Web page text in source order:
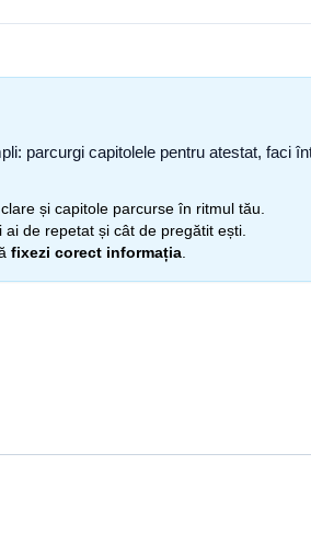
parcurgi capitolele pentru atestat, faci
clare și capitole parcurse în ritmul tău.
de repetat și cât de pregătit ești.
fixezi corect informația